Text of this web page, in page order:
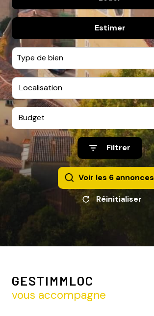
contact
De l'immo pro
De l'immo pro
Estimer
Type de bien
Budget
Filtrer
Voir les 6 annonces
Réinitialiser
GESTIMMLOC
vous accompagne